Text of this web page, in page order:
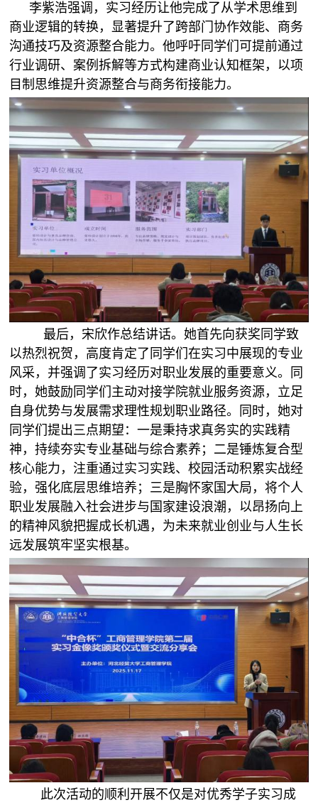
李紫浩强调，实习经历让他完成了从学术思维到
商业逻辑的转换，显著提升了跨部门协作效能、商务
沟通技巧及资源整合能力。他呼吁同学们可提前通过
行业调研、案例拆解等方式构建商业认知框架，以项
目制思维提升资源整合与商务衔接能力。
最后，宋欣作总结讲话。她首先向获奖同学致
以热烈祝贺，高度肯定了同学们在实习中展现的专业
风采，并强调了实习经历对职业发展的重要意义。同
时，她鼓励同学们主动对接学院就业服务资源，立足
自身优势与发展需求理性规划职业路径。同时，她对
同学们提出三点期望：一是秉持求真务实的实践精
神，持续夯实专业基础与综合素养；二是锤炼复合型
核心能力，注重通过实习实践、校园活动积累实战经
验，强化底层思维培养；三是胸怀家国大局，将个人
职业发展融入社会进步与国家建设浪潮，以昂扬向上
的精神风貌把握成长机遇，为未来就业创业与人生长
远发展筑牢坚实根基。
此次活动的顺利开展不仅是对优秀学子实习成